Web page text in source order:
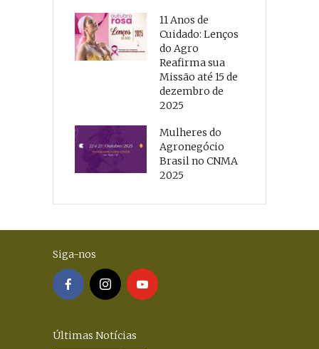
11 Anos de
Cuidado: Lenços
do Agro
Reafirma sua
Missão até 15 de
dezembro de
2025
Mulheres do
Agronegócio
Brasil no CNMA
2025
Siga-nos
Últimas Notícias